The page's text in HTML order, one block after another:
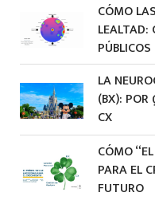
CÓMO
LEALTAD:
PÚBLICOS
LA
(BX): POR
CX
CÓMO
PARA EL
FUTURO